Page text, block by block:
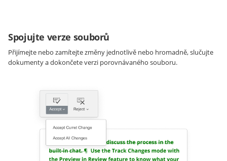
Spojujte verze souborů
Přijímejte nebo zamítejte změny jednotlivě nebo hromadně, slučujte
dokumenty a dokončete verzi porovnávaného souboru.